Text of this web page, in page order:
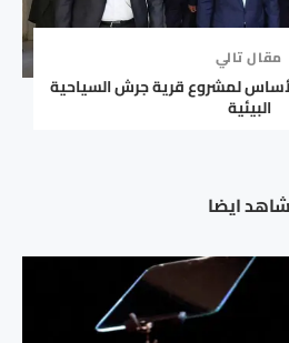
مقال تالي
لمشروع قرية جرش السياحية
البيئية
شاهد ايضا